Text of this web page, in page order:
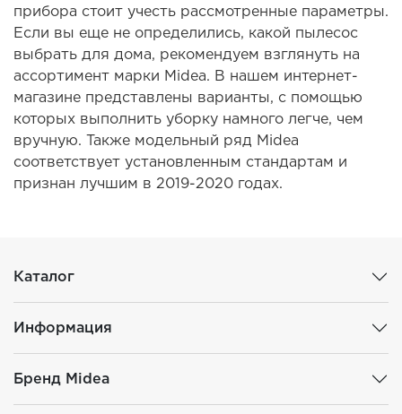
прибора стоит учесть рассмотренные параметры.
Если вы еще не определились, какой пылесос
выбрать для дома, рекомендуем взглянуть на
ассортимент марки Midea. В нашем интернет-
магазине представлены варианты, с помощью
которых выполнить уборку намного легче, чем
вручную. Также модельный ряд Midea
соответствует установленным стандартам и
признан лучшим в 2019-2020 годах.
Каталог
Информация
Бренд Midea